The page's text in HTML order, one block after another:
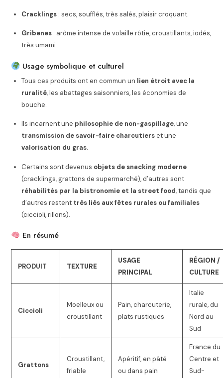
Cracklings : secs, soufflés, très salés, plaisir croquant.
Gribenes : arôme intense de volaille rôtie, croustillants, iodés,
très umami.
Usage symbolique et culturel
Tous ces produits ont en commun un lien étroit avec la
ruralité, les abattages saisonniers, les économies de
bouche.
Ils incarnent une philosophie de non-gaspillage, une
transmission de savoir-faire charcutierset une
valorisation du gras.
Certains sont devenus objets de snacking moderne
(cracklings, grattons de supermarché), d’autres sont
réhabilités par la bistronomie et la street food, tandis que
d’autres restent très liés aux fêtes rurales ou familiales
(ciccioli, rillons).
En résumé
PRODUIT TEXTURE
USAGE
PRINCIPAL
RÉGION /
CULTURE
Ciccioli
Moelleux ou
croustillant
Pain, charcuterie,
plats rustiques
Italie
rurale, du
Nord au
Sud
Grattons
Croustillant,
friable
Apéritif, en pâté
ou dans pain
France du
Centre et
Sud-